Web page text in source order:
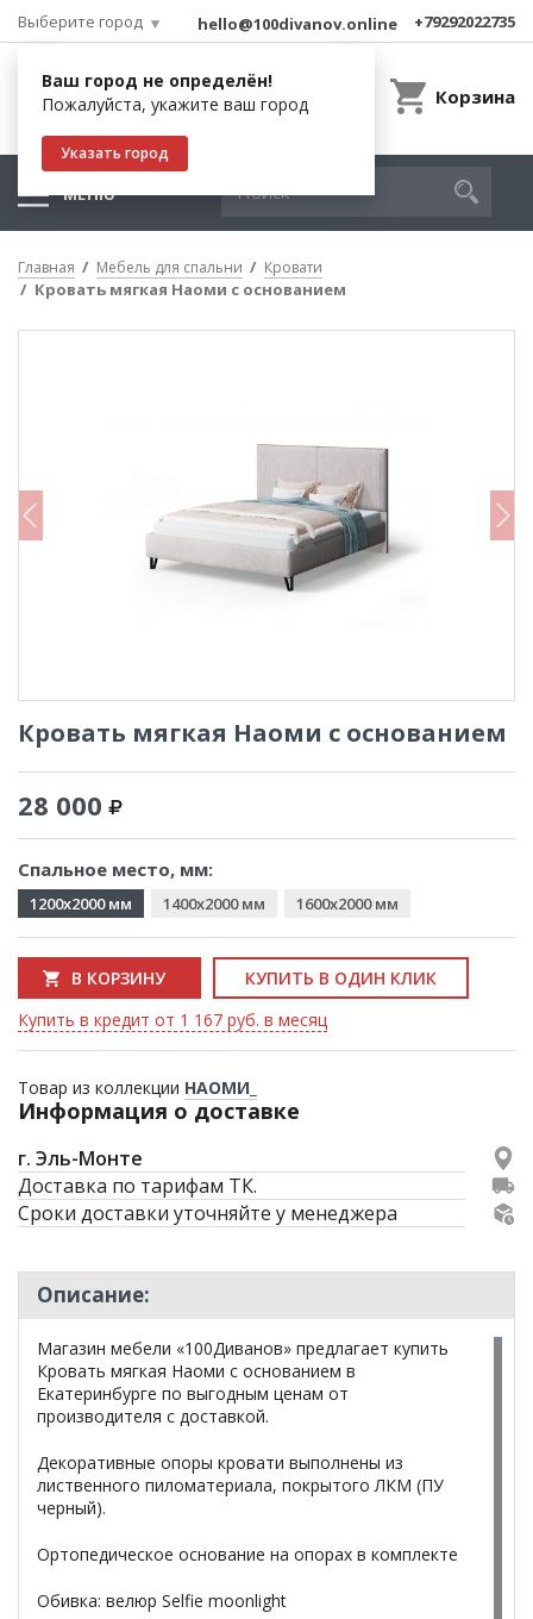
Выберите город
Ваш город не определён!
Пожалуйста, укажите ваш город
Указать город
hello@100divanov.online +79292022735
Корзина
МЕНЮ
Главная Мебель для спальни Кровати
Кровать мягкая Наоми с основанием
Кровать мягкая Наоми с основанием
28 000
Спальное место, мм:
1200x2000 мм 1400x2000 мм 1600x2000 мм
В КОРЗИНУ
КУПИТЬ В ОДИН КЛИК
Купить в кредит от 1 167 руб. в месяц
Товар из коллекции НАОМИ_
Информация о доставке
г. Эль-Монте
Доставка по тарифам ТК.
Сроки доставки уточняйте у менеджера
Описание:
Магазин мебели «100Диванов» предлагает купить
Кровать мягкая Наоми с основанием в
Екатеринбурге по выгодным ценам от
производителя с доставкой.
Декоративные опоры кровати выполнены из
лиственного пиломатериала, покрытого ЛКМ (ПУ
черный).
Ортопедическое основание на опорах в комплекте
Обивка: велюр Selfie moonlight